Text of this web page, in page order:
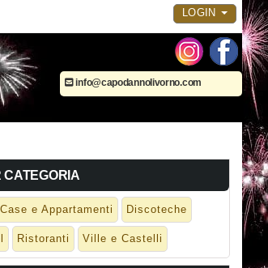
LOGIN
info@capodannolivorno.com
CATEGORIA
Case e Appartamenti Discoteche
Ristoranti Ville e Castelli